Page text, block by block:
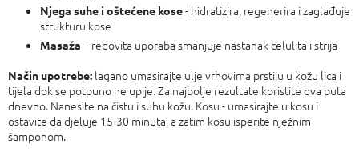
Njega suhe i oštećene kose- hidratizira, regenerira i zaglađuje
strukturu kose
Masaža – redovita uporaba smanjuje nastanak celulita i strija
Način upotrebe: lagano umasirajte ulje vrhovima prstiju u kožu lica i
tijela dok se potpuno ne upije. Za najbolje rezultate koristite dva puta
dnevno. Nanesite na čistu i suhu kožu. Kosu - umasirajte u kosu i
ostavite da djeluje 15-30 minuta, a zatim kosu isperite nježnim
šamponom.